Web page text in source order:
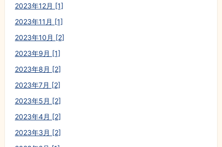
2023年12月 [1]
2023年11月 [1]
2023年10月 [2]
2023年9月 [1]
2023年8月 [2]
2023年7月 [2]
2023年5月 [2]
2023年4月 [2]
2023年3月 [2]